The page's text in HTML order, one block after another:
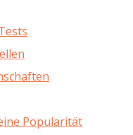
Popularität